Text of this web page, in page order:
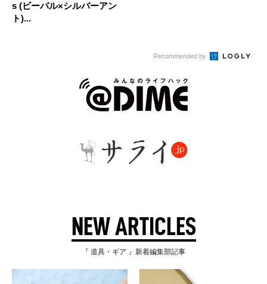
s (ビーパル×シルバーアン
ト)...
Recommended by
NEW ARTICLES
『 道具・ギア 』新着編集部記事